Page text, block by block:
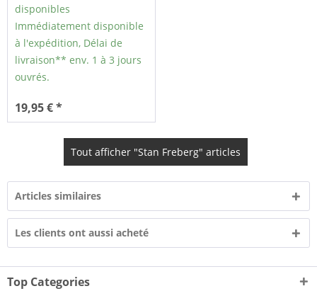
disponibles
Immédiatement disponible
à l'expédition, Délai de
livraison** env. 1 à 3 jours
ouvrés.
19,95 € *
Tout afficher "Stan Freberg" articles
Articles similaires
Les clients ont aussi acheté
Top Categories